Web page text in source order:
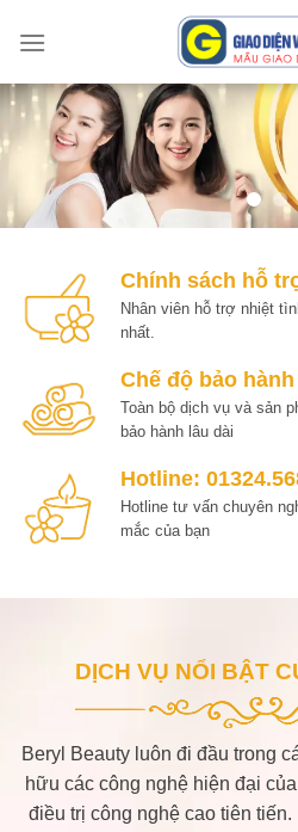
Chính sách hỗ
Nhân viên hỗ trợ nhiệt
nhất.
Chế độ bảo hành
Toàn bộ dịch vụ và sản
bảo hành lâu dài
Hotline:
Hotline tư vấn chuyên
mắc của bạn
DỊCH VỤ NỔI BẬT
Beryl Beauty luôn đi đầu trong
hữu các công nghệ hiện đại
điều trị công nghệ cao tiên